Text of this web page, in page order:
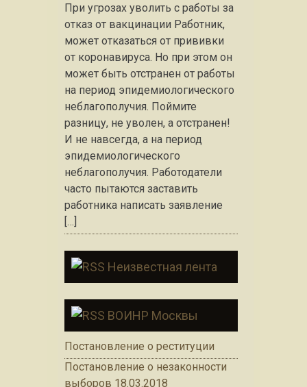
При угрозах уволить с работы за
отказ от вакцинации Работник,
может отказаться от прививки
от коронавируса. Но при этом он
может быть отстранен от работы
на период эпидемиологического
неблагополучия. Поймите
разницу, не уволен, а отстранен!
И не навсегда, а на период
эпидемиологического
неблагополучия. Работодатели
часто пытаются заставить
работника написать заявление
[…]
Неизвестная лента
ВОИНР Москвы
Постановление о реституции
Постановление о незаконности
выборов 18.03.2018